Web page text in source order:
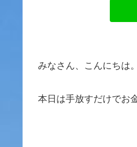
みなさん、こんにちは
本日は手放すだけでお